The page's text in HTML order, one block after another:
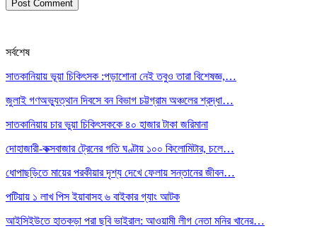
সর্বশেষ
সাতকানিয়ায় ভূয়া চিকিৎসক :পড়াশোনা নেই তবুও তারা বিশেষজ্ঞ,…
জুলাই গণঅভ্যুত্থান দিবসে বন বিভাগ চট্টগ্রাম অঞ্চলের শ্রদ্ধা…
সাতকানিয়ায় চার ভুয়া চিকিৎসককে ৪০ হাজার টাকা জরিমানা
দোহাজারী-কক্সবাজার ট্রেনের গতি ঘণ্টায় ১০০ কিলোমিটার, চলে…
ধোপাছড়িতে মায়ের পরকীয়ার দৃশ্য দেখে ফেলায় সন্তানের জীবন…
পটিয়ায় ১ লাখ পিস ইয়াবাসহ ৬ বাইকার গ্যাং আটক
আইসিইউতে হাতকড়া পরা ছবি ভাইরাল: আওয়ামী লীগ নেতা মনির খানের…